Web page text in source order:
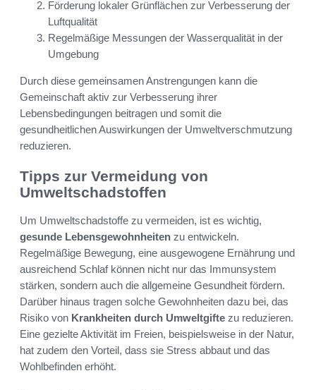
Förderung lokaler Grünflächen zur Verbesserung der
Luftqualität
Regelmäßige Messungen der Wasserqualität in der
Umgebung
Durch diese gemeinsamen Anstrengungen kann die
Gemeinschaft aktiv zur Verbesserung ihrer
Lebensbedingungen beitragen und somit die
gesundheitlichen Auswirkungen der Umweltverschmutzung
reduzieren.
Tipps zur Vermeidung von
Umweltschadstoffen
Um Umweltschadstoffe zu vermeiden, ist es wichtig,
gesunde Lebensgewohnheiten zu entwickeln.
Regelmäßige Bewegung, eine ausgewogene Ernährung und
ausreichend Schlaf können nicht nur das Immunsystem
stärken, sondern auch die allgemeine Gesundheit fördern.
Darüber hinaus tragen solche Gewohnheiten dazu bei, das
Risiko von Krankheiten durch Umweltgifte zu reduzieren.
Eine gezielte Aktivität im Freien, beispielsweise in der Natur,
hat zudem den Vorteil, dass sie Stress abbaut und das
Wohlbefinden erhöht.